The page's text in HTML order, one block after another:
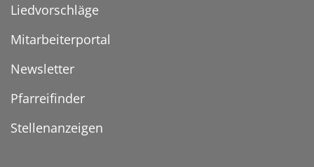
Liedvorschläge
Mitarbeiterportal
Newsletter
Pfarreifinder
Stellenanzeigen